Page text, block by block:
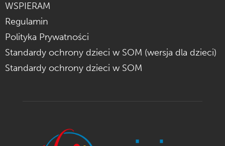
WSPIERAM
Regulamin
Polityka Prywatności
Standardy ochrony dzieci w SOM (wersja dla dzieci)
Standardy ochrony dzieci w SOM